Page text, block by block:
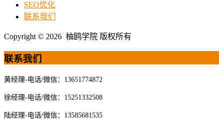
SEO优化
联系我们
Copyright © 2026 柚鸥学院 版权所有
联系我们
黄经理-电话/微信：13651774872
徐经理-电话/微信：15251332508
陆经理-电话/微信：13585681535